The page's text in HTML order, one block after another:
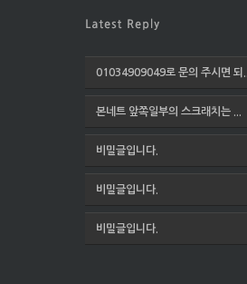
01034909049로 문의 주시면 되...
본네트 앞쪽일부의 스크래치는 ...
비밀글입니다.
비밀글입니다.
비밀글입니다.